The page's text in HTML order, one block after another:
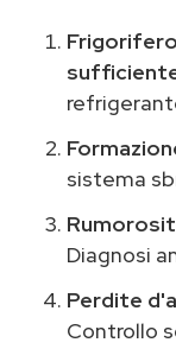
sistema
Diagnosi
Perdite
Controllo